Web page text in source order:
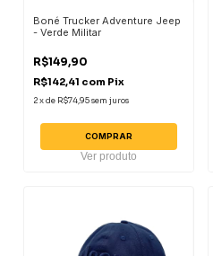
Boné Trucker Adventure Jeep
- Verde Militar
R$149,90
R$142,41 com Pix
2xde R$74,95sem juros
COMPRAR
Ver produto